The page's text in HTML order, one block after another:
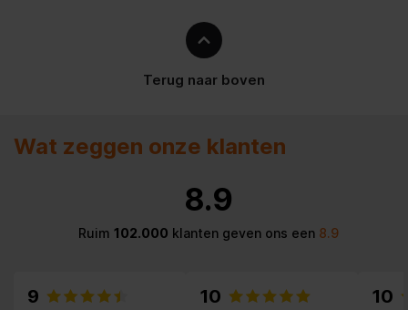
Terug naar boven
Wat zeggen onze klanten
8.9
Ruim 102.000 klanten geven ons een8.9
9 10 10